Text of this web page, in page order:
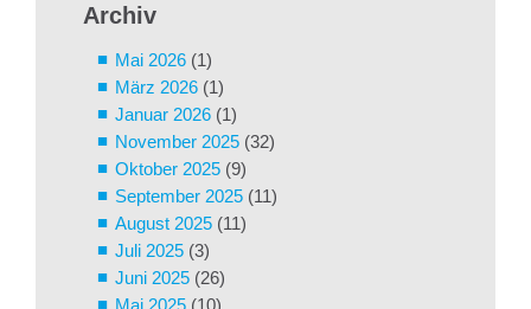
Archiv
Mai 2026 (1)
März 2026 (1)
Januar 2026 (1)
November 2025 (32)
Oktober 2025 (9)
September 2025 (11)
August 2025 (11)
Juli 2025 (3)
Juni 2025 (26)
Mai 2025 (10)